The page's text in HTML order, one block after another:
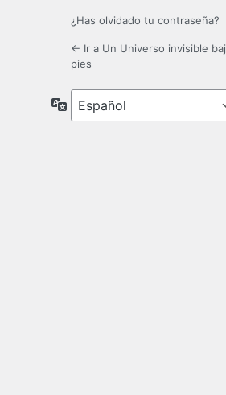
¿Has olvidado tu contraseña?
← Ir a Un Universo invisible
pies
Idioma